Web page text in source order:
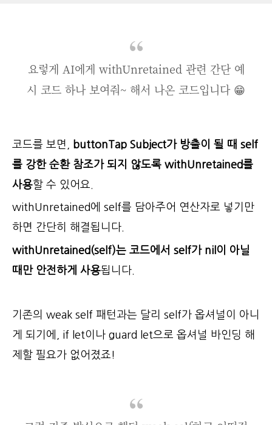
요렇게 AI에게 withUnretained 관련 간단 예
시 코드 하나 보여줘~ 해서 나온 코드입니다 😁
코드를 보면,
buttonTap Subject가 방출이 될 때 self
를 강한 순환 참조가 되지 않도록 withUnretained를
사용할 수 있어요.
withUnretained에 self를 담아주어 연산자로 넣기만
하면 간단히 해결됩니다.
withUnretained(self)는 코드에서 self가 nil이 아닐
때만 안전하게 사용됩니다.
기존의 weak self 패턴과는 달리 self가 옵셔널이 아니
게 되기에, if let이나 guard let으로 옵셔널 바인딩 해
제할 필요가 없어졌죠!